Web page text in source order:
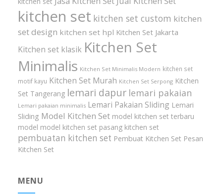
kitchen set kitchen set custom kitchen
set design kitchen set hpl Kitchen Set Jakarta
Kitchen set klasik Kitchen Set
Minimalis Kitchen Set Minimalis Modern kitchen set
motif kayu Kitchen Set Murah Kitchen Set Serpong Kitchen
Set Tangerang lemari dapur lemari pakaian
Lemari pakaian minimalis Lemari Pakaian Sliding Lemari
Sliding Model Kitchen Set model kitchen set terbaru
model model kitchen set pasang kitchen set
pembuatan kitchen set Pembuat Kitchen Set Pesan
Kitchen Set
MENU